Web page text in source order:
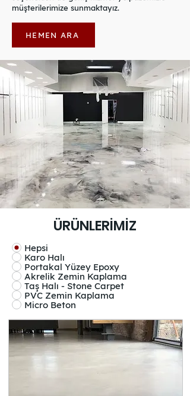
müşterilerimize sunmaktayız.
HEMEN ARA
ÜRÜNLERİMİZ
Hepsi
Karo Halı
Portakal Yüzey Epoxy
Akrelik Zemin Kaplama
Taş Halı - Stone Carpet
PVC Zemin Kaplama
Micro Beton